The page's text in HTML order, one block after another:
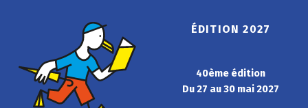
ÉDITION 2027
40ème édition
Du 27 au 30 mai 2027